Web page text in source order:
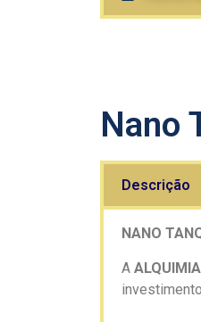
Nano
Descrição
NANO
A
investimento.